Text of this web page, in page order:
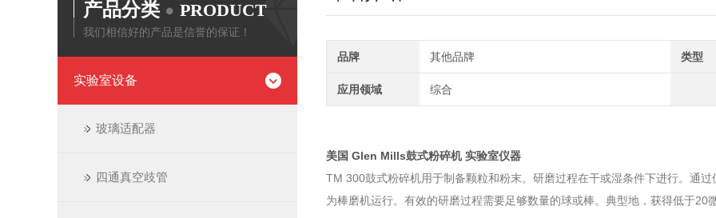
产品分类 PRODUCT
我们相信好的产品是信誉的保证！
实验室设备
玻璃适配器
四通真空歧管
品牌 其他品牌 类型
应用领域 综合
美国 Glen Mills鼓式粉碎机 实验室仪器
TM 300鼓式粉碎机用于制备颗粒和粉末。研磨过程在干或湿条件下进行。通
为棒磨机运行。有效的研磨过程需要足够数量的球或棒。典型地，获得低于20